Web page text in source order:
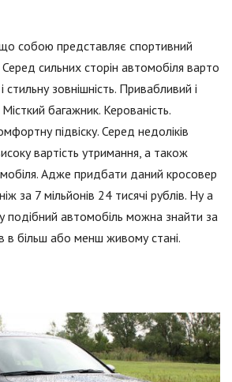
собою представляє спортивний
сильних сторін автомобіля варто
стильну зовнішність. Привабливий і
багажник. Керованість.
підвіску. Серед недоліків
вартість утримання, а також
Адже придбати даний кросовер
за 7 мільйонів 24 тисячі рублів. Ну а
подібний автомобіль можна знайти за
в більш або менш живому стані.